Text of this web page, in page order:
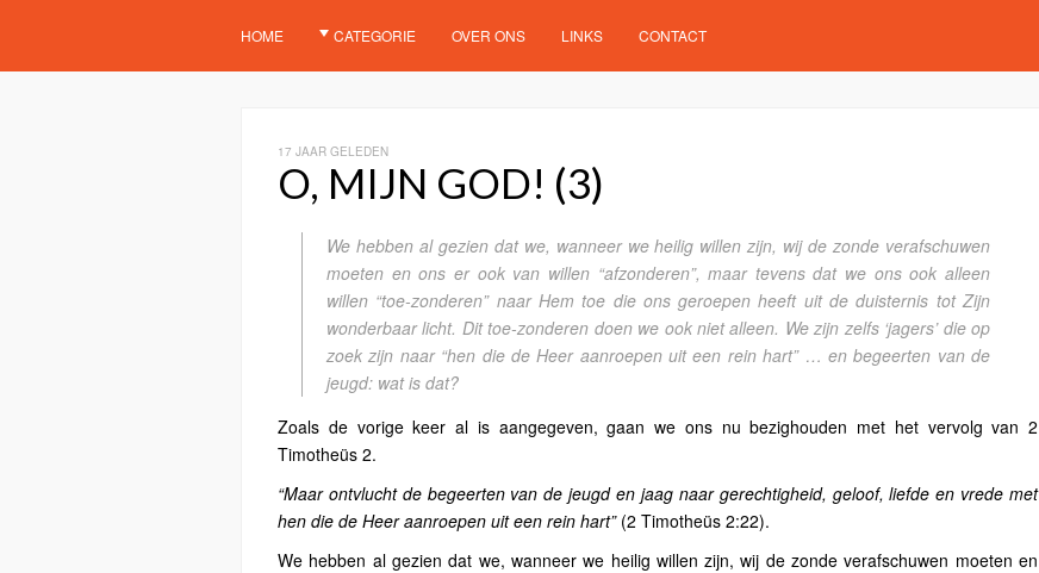
HOME CATEGORIE OVER ONS LINKS CONTACT
17 JAAR GELEDEN
O, MIJN GOD! (3)
We hebben al gezien dat we, wanneer we heilig willen zijn, wij de zonde verafschuwen
moeten en ons er ook van willen “afzonderen”, maar tevens dat we ons ook alleen
willen “toe-zonderen” naar Hem toe die ons geroepen heeft uit de duisternis tot Zijn
wonderbaar licht. Dit toe-zonderen doen we ook niet alleen. We zijn zelfs ‘jagers’ die op
zoek zijn naar “hen die de Heer aanroepen uit een rein hart” … en begeerten van de
jeugd: wat is dat?
Zoals de vorige keer al is aangegeven, gaan we ons nu bezighouden met het vervolg van 2
Timotheüs 2.
“Maar ontvlucht de begeerten van de jeugd en jaag naar gerechtigheid, geloof, liefde en vrede met
hen die de Heer aanroepen uit een rein hart”(2 Timotheüs 2:22).
We hebben al gezien dat we, wanneer we heilig willen zijn, wij de zonde verafschuwen moeten en